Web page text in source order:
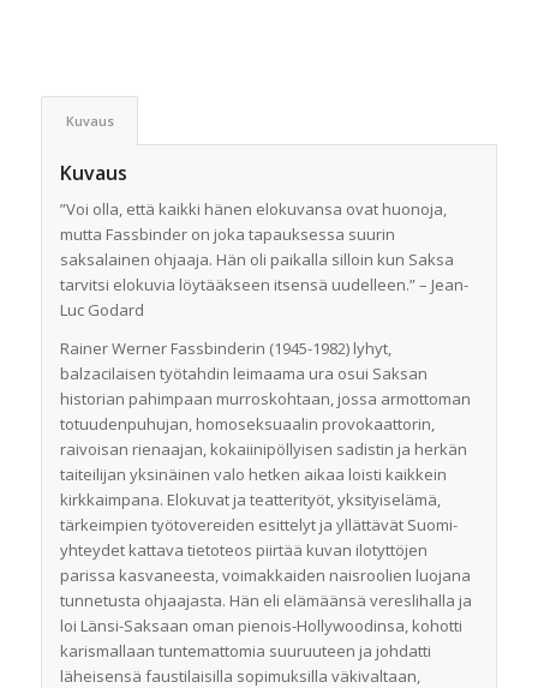
Kuvaus
Kuvaus
”Voi olla, että kaikki hänen elokuvansa ovat huonoja,
mutta Fassbinder on joka tapauksessa suurin
saksalainen ohjaaja. Hän oli paikalla silloin kun Saksa
tarvitsi elokuvia löytääkseen itsensä uudelleen.” – Jean-
Luc Godard
Rainer Werner Fassbinderin (1945-1982) lyhyt,
balzacilaisen työtahdin leimaama ura osui Saksan
historian pahimpaan murroskohtaan, jossa armottoman
totuudenpuhujan, homoseksuaalin provokaattorin,
raivoisan rienaajan, kokaiinipöllyisen sadistin ja herkän
taiteilijan yksinäinen valo hetken aikaa loisti kaikkein
kirkkaimpana. Elokuvat ja teatterityöt, yksityiselämä,
tärkeimpien työtovereiden esittelyt ja yllättävät Suomi-
yhteydet kattava tietoteos piirtää kuvan ilotyttöjen
parissa kasvaneesta, voimakkaiden naisroolien luojana
tunnetusta ohjaajasta. Hän eli elämäänsä vereslihalla ja
loi Länsi-Saksaan oman pienois-Hollywoodinsa, kohotti
karismallaan tuntemattomia suuruuteen ja johdatti
läheisensä faustilaisilla sopimuksilla väkivaltaan,